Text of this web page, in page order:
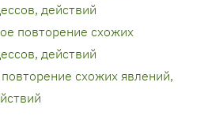
действий
повторение схожих
действий
схожих явлений,